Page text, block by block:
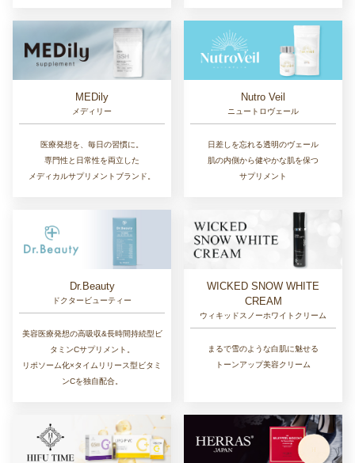
MEDily
メディリー
医療発想を、毎日の習慣に。
専門性と日常性を両立した
メディカルサプリメントブランド。
Nutro Veil
ニュートロヴェール
日差しを忘れる透明のヴェール
肌の内側から健やかな肌を保つ
サプリメント
Dr.Beauty
ドクタービューティー
美容医療発想の高吸収&長時間持続型ビ
タミンCサプリメント。
リポソーム化×タイムリリース型ビタミ
ンCを独自配合。
WICKED SNOW WHITE
CREAM
ウィキッドスノーホワイトクリーム
まるで雪のような白肌に魅せる
トーンアップ美容クリーム